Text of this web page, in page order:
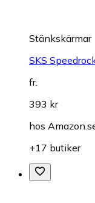
Stänkskärmar
SKS
fr.
393 kr
hos
+17 butiker